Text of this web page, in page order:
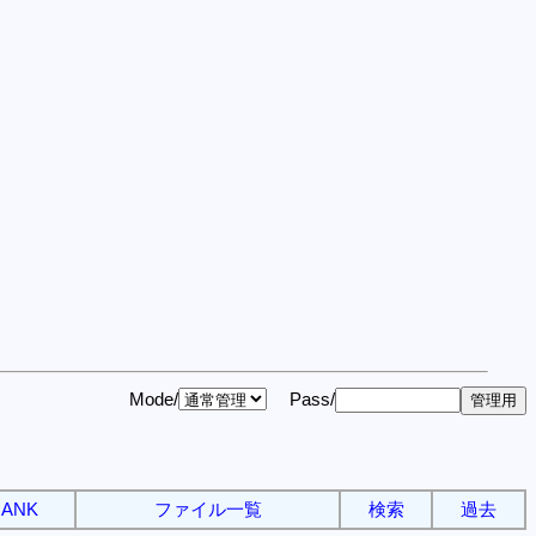
Mode/ Pass/
ファイル一覧 検索 過去